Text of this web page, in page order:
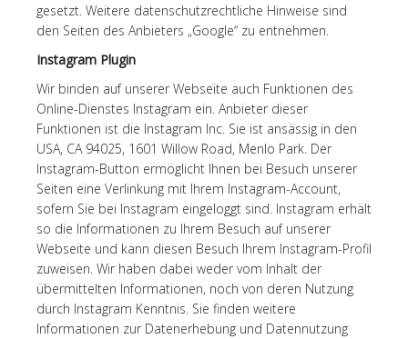
gesetzt. Weitere datenschutzrechtliche Hinweise sind
den Seiten des Anbieters „Google“ zu entnehmen.
Instagram Plugin
Wir binden auf unserer Webseite auch Funktionen des
Online-Dienstes Instagram ein. Anbieter dieser
Funktionen ist die Instagram Inc. Sie ist ansässig in den
USA, CA 94025, 1601 Willow Road, Menlo Park. Der
Instagram-Button ermöglicht Ihnen bei Besuch unserer
Seiten eine Verlinkung mit Ihrem Instagram-Account,
sofern Sie bei Instagram eingeloggt sind. Instagram erhält
so die Informationen zu Ihrem Besuch auf unserer
Webseite und kann diesen Besuch Ihrem Instagram-Profil
zuweisen. Wir haben dabei weder vom Inhalt der
übermittelten Informationen, noch von deren Nutzung
durch Instagram Kenntnis. Sie finden weitere
Informationen zur Datenerhebung und Datennutzung